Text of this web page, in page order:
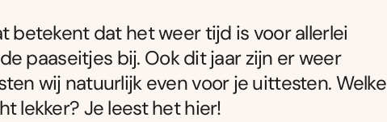
betekent dat het weer tijd is voor allerlei
paaseitjes bij. Ook dit jaar zijn er weer
wij natuurlijk even voor je uittesten. Welke
lekker? Je leest het hier!